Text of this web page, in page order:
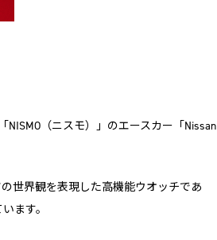
NISMO（ニスモ）」のエースカー「Nissan
世界観を表現した高機能ウオッチであ
ます。